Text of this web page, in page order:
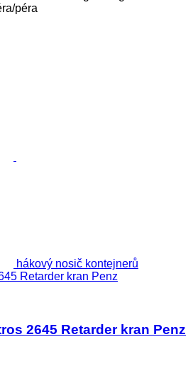
péra
hákový nosič kontejnerů
Retarder kran Penz
2645 Retarder kran Penz